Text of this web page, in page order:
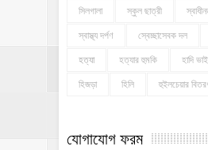
সিলগালা স্কুল ছাত্রী
স্বাস্থ্য দর্পণ স্বেচ্ছাসেবক দল
হত্যা হত্যার হুমকি হাদি ভাই
হিজড়া হিলি হুইলচেয়ার
যোগাযোগ ফরম